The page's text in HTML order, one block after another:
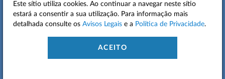
MAPA DO SITE
CONTACTOS
Este sítio utiliza cookies. Ao continuar a navegar neste sítio
estará a consentir a sua utilização. Para informação mais
detalhada consulte os Avisos Legais e a Política de Privacidade.
ACEITO